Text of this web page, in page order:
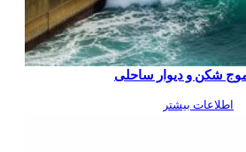
شکن و دیوار ساحلی
اطلاعات بیشتر